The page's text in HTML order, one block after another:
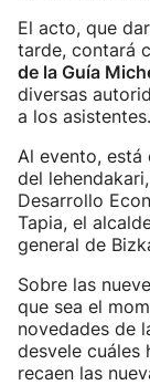
El acto, que
tarde, contará
de la Guía
diversas
a los asistentes.
Al evento, está
del
Desarrollo
Tapia, el
general de
Sobre las
que sea el
novedades de
desvele cuáles
recaen las